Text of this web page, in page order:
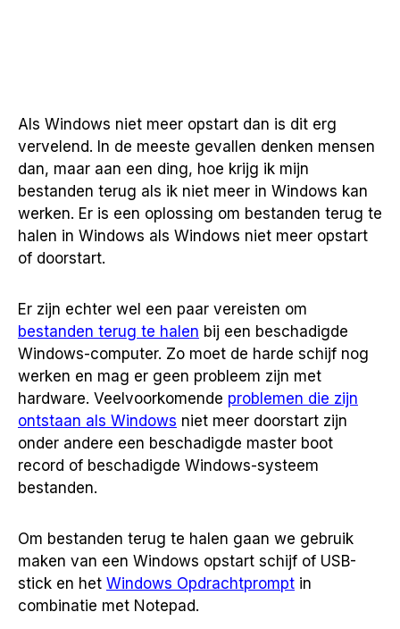
Als Windows niet meer opstart dan is dit erg
vervelend. In de meeste gevallen denken mensen
dan, maar aan een ding, hoe krijg ik mijn
bestanden terug als ik niet meer in Windows kan
werken. Er is een oplossing om bestanden terug te
halen in Windows als Windows niet meer opstart
of doorstart.
Er zijn echter wel een paar vereisten om
bestanden terug te halen bij een beschadigde
Windows-computer. Zo moet de harde schijf nog
werken en mag er geen probleem zijn met
hardware. Veelvoorkomende problemen die zijn
ontstaan als Windows niet meer doorstart zijn
onder andere een beschadigde master boot
record of beschadigde Windows-systeem
bestanden.
Om bestanden terug te halen gaan we gebruik
maken van een Windows opstart schijf of USB-
stick en het Windows Opdrachtprompt in
combinatie met Notepad.